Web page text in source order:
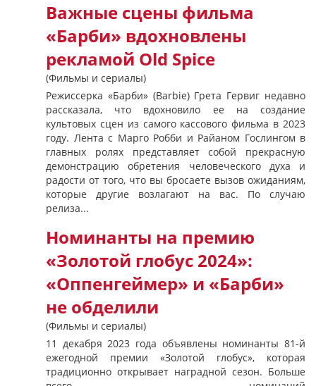
Важные сцены фильма
«Барби» вдохновлены
рекламой Old Spice
(Фильмы и сериалы)
Режиссерка «Барби» (Barbie) Грета Гервиг недавно
рассказала, что вдохновило ее на создание
культовых сцен из самого кассового фильма в 2023
году. Лента с Марго Робби и Райаном Гослингом в
главных ролях представляет собой прекрасную
демонстрацию обретения человеческого духа и
радости от того, что вы бросаете вызов ожиданиям,
которые другие возлагают на вас. По случаю
релиза...
Номинанты на премию
«Золотой глобус 2024»:
«Оппенгеймер» и «Барби»
не обделили
(Фильмы и сериалы)
11 декабря 2023 года объявлены номинанты 81-й
ежегодной премии «Золотой глобус», которая
традиционно открывает наградной сезон. Больше